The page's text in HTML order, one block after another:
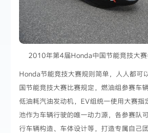
2010年第4届Honda中国节能竞技大赛
Honda节能竞技大赛规则简单，人人都可
国节能竞技大赛比赛规定，燃油组参赛车
低油耗汽油发动机，EV组统一使用大赛指
池作为车辆行驶的唯一动力源，各参赛队
行车辆构造、车体设计等，打造专属自己